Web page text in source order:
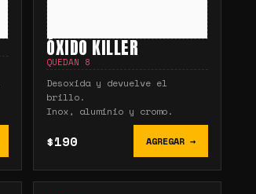
ÓXIDO KILLER
QUEDAN 8
Desoxida y devuelve el
brillo.
Inox, aluminio y cromo.
$190 AGREGAR →